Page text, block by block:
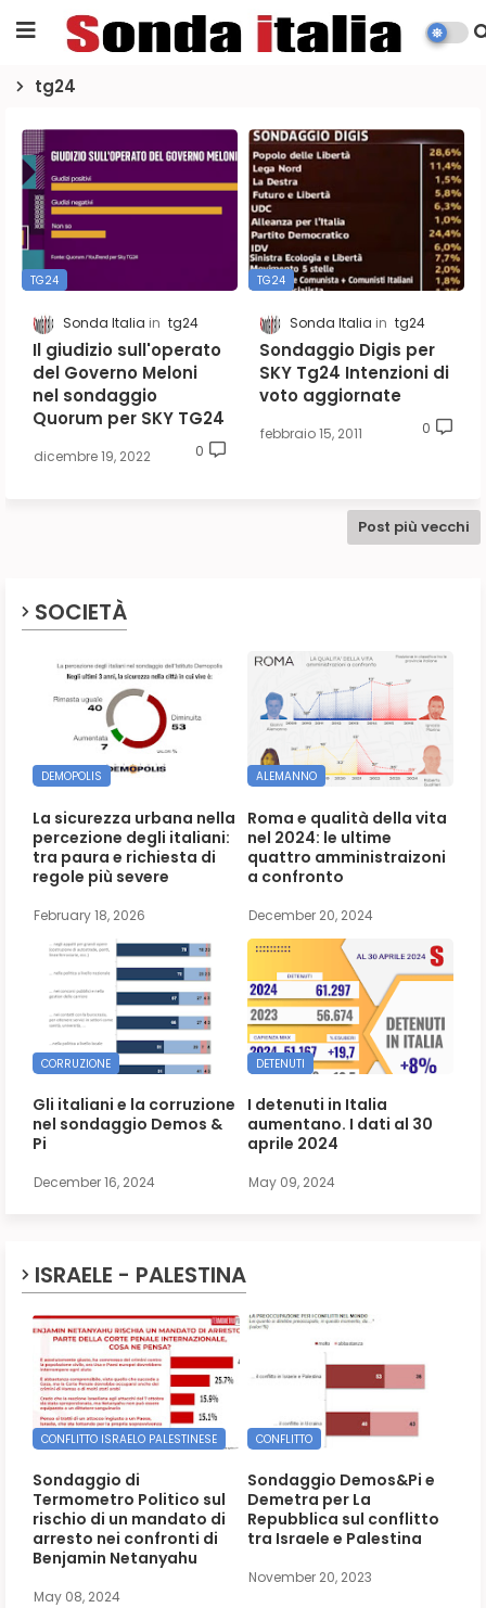
tg24
TG24
Sonda Italia tg24
Il giudizio sull'operato
del Governo Meloni
nel sondaggio
Quorum per SKY TG24
dicembre 19, 2022 0
TG24
Sonda Italia tg24
Sondaggio Digis per
SKY Tg24 Intenzioni di
voto aggiornate
febbraio 15, 2011 0
Post più vecchi
SOCIETÀ
DEMOPOLIS
La sicurezza urbana nella
percezione degli italiani:
tra paura e richiesta di
regole più severe
February 18, 2026
ALEMANNO
Roma e qualità della vita
nel 2024: le ultime
quattro amministraizoni
a confronto
December 20, 2024
CORRUZIONE
Gli italiani e la corruzione
nel sondaggio Demos &
Pi
December 16, 2024
DETENUTI
I detenuti in Italia
aumentano. I dati al 30
aprile 2024
May 09, 2024
ISRAELE - PALESTINA
CONFLITTO ISRAELO PALESTINESE
Sondaggio di
Termometro Politico sul
rischio di un mandato di
arresto nei confronti di
Benjamin Netanyahu
May 08, 2024
CONFLITTO
Sondaggio Demos&Pi e
Demetra per La
Repubblica sul conflitto
tra Israele e Palestina
November 20, 2023